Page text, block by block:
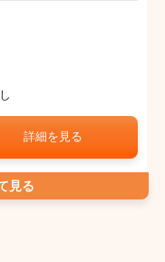
詳細を見る
見る